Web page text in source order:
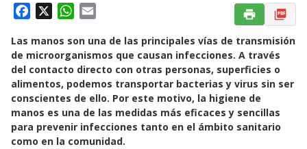
c
e
b
o
o
k
W
a
t
s
A
p
p
a
i
l
Las manos son una de las principales vías de transmisión
de microorganismos que causan infecciones. A través
del contacto directo con otras personas, superficies o
alimentos, podemos transportar bacterias y virus sin ser
conscientes de ello. Por este motivo, la higiene de
manos es una de las medidas más eficaces y sencillas
para prevenir infecciones tanto en el ámbito sanitario
como en la comunidad.